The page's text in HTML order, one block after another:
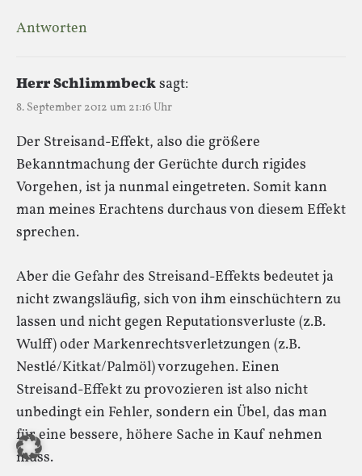
Antworten
Herr Schlimmbecksagt:
8. September 2012 um 21:16 Uhr
Der Streisand-Effekt, also die größere
Bekanntmachung der Gerüchte durch rigides
Vorgehen, ist ja nunmal eingetreten. Somit kann
man meines Erachtens durchaus von diesem Effekt
sprechen.
Aber die Gefahr des Streisand-Effekts bedeutet ja
nicht zwangsläufig, sich von ihm einschüchtern zu
lassen und nicht gegen Reputationsverluste (z.B.
Wulff) oder Markenrechtsverletzungen (z.B.
Nestlé/Kitkat/Palmöl) vorzugehen. Einen
Streisand-Effekt zu provozieren ist also nicht
unbedingt ein Fehler, sondern ein Übel, das man
für eine bessere, höhere Sache in Kauf nehmen
muss.